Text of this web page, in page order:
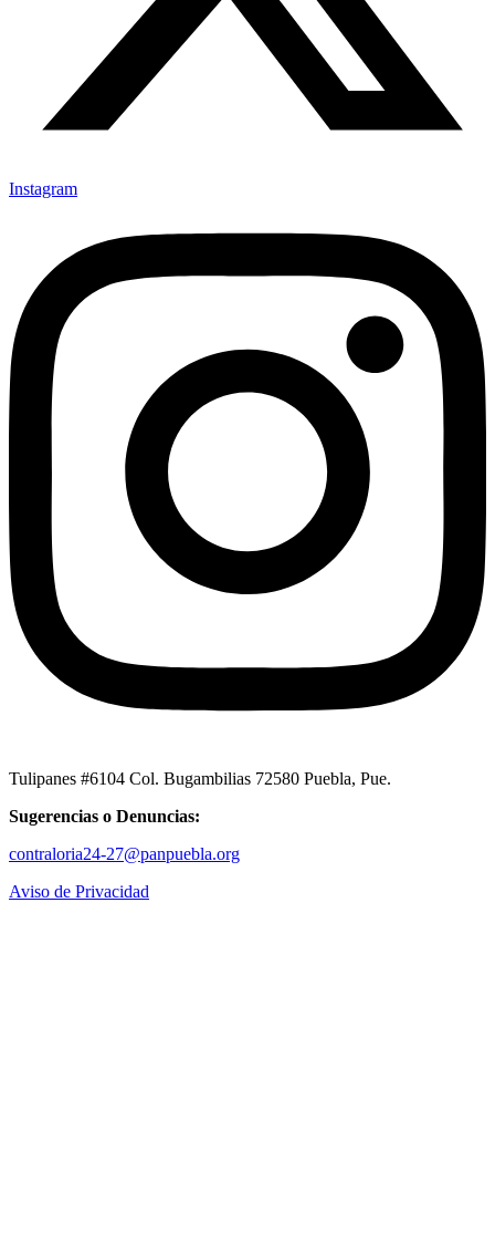
Instagram
Tulipanes #6104 Col. Bugambilias 72580 Puebla, Pue.
Sugerencias o Denuncias:
contraloria24-27@panpuebla.org
Aviso de Privacidad